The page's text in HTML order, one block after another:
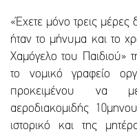
«Έχετε μόνο τρεις μέρες
ήταν το μήνυμα και το
Χαμόγελο του Παιδιού»
το νομικό γραφείο
προκειμένου να
αεροδιακομιδής
ιστορικό και της